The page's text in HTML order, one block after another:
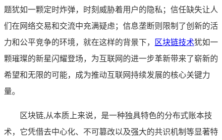
题犹如一颗定时炸弹，时刻威胁着用户的隐私；信任缺失让人
们在网络交易和交流中充满疑虑；信息垄断则限制了创新的活
力和公平竞争的环境，就在这样的背景下，
区块链技术犹如一
颗璀璨的新星闪耀登场，为互联网的进一步革新带来了崭新的
希望和无限的可能，成为推动互联网持续发展的核心关键力
量。
区块链,从本质上来说，是一种独具特色的分布式账本技
术，它凭借去中心化、不可篡改以及强大的共识机制等显著特